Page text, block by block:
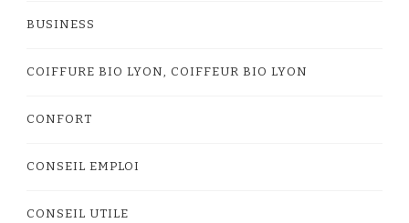
BUSINESS
COIFFURE BIO LYON, COIFFEUR BIO LYON
CONFORT
CONSEIL EMPLOI
CONSEIL UTILE